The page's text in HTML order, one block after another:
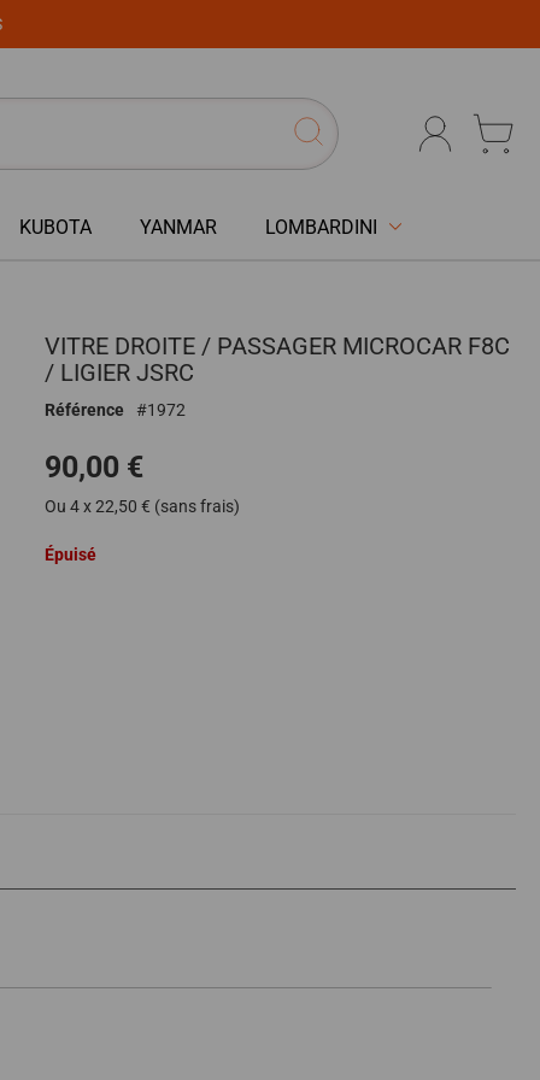
KUBOTA YANMAR LOMBARDINI
VITRE DROITE / PASSAGER MICROCAR F8C
/ LIGIER JSRC
Référence 1972
90,00 €
Ou 4 x 22,50 € (sans frais)
Épuisé